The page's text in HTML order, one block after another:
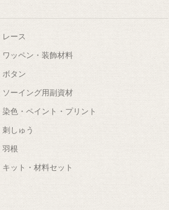
レース
ワッペン・装飾材料
ボタン
ソーイング用副資材
染色・ペイント・プリント
刺しゅう
羽根
キット・材料セット